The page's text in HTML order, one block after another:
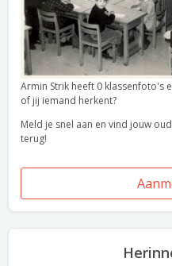
Armin Strik heeft 0 klassenfoto's
of jij iemand herkent?
Meld je snel aan en vind jouw
terug!